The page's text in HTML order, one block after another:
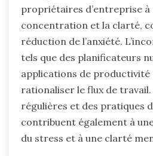
propriétaires d’entreprise
concentration et la clarté,
réduction de l’anxiété.
tels que des planificateurs
applications de productivité
rationaliser le flux de travail.
régulières et des pratiques
contribuent également à
du stress et à une clarté